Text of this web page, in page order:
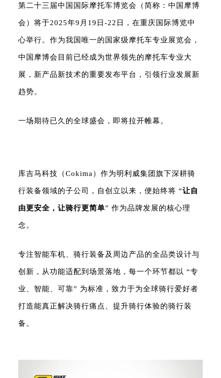
第二十三届中国国际摩托车博览会（简称：中国摩博
会）将于2025年9月19日-22日，在重庆国际博览中
心举行。作为我国唯一的国家级摩托车专业展览会，
中国 摩博会 目前已经成为世界领先的摩托车专业大
展，新产品新技术的重要发布平台，引领行业发展新
趋势。
一场期待已久的全球盛会，即将拉开帷幕。
库吉马科技（Cokima）作为明利威集团旗下深耕骑
行装备领域的子公司，自创立以来，便始终将 “让自
由更安全，让骑行更简单” 作为品牌发展的核心理
念。
专注智能车机、骑行装备及周边产品的全品类设计与
创新，从功能适配到场景落地，每一个环节都以 “专
业、智能、可靠” 为标准，致力于为全球骑行爱好者
打造能真正解决骑行痛点、提升骑行体验的骑行装
备。